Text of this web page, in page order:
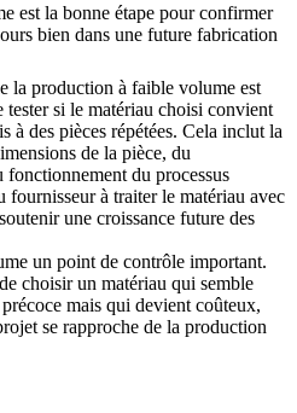
est la bonne étape pour confirmer
bien dans une future fabrication
la production à faible volume est
tester si le matériau choisi convient
à des pièces répétées. Cela inclut la
de la pièce, du
du processus
fournisseur à traiter le matériau avec
une croissance future des
un point de contrôle important.
choisir un matériau qui semble
mais qui devient coûteux,
se rapproche de la production